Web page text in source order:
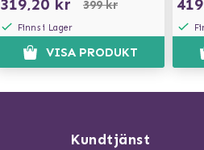
319,20 kr 399 kr
Finns i Lager
VISA PRODUKT
Kundtjänst